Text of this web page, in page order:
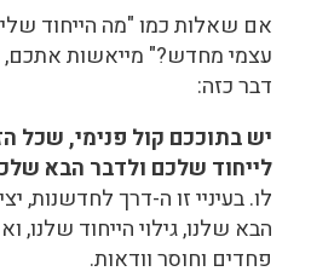
אם שאלות כמו "מה הייחוד
עצמי מחדש?" מייאשות אתכם,
דבר כזה:
יש בתוככם קול פנימי, שכל
לייחוד שלכם ולדבר הבא
לו. בעיניי זו ה-דרך לחדשנות,
הבא שלנו, גילוי הייחוד שלנו,
פחדים וחוסר וודאות.